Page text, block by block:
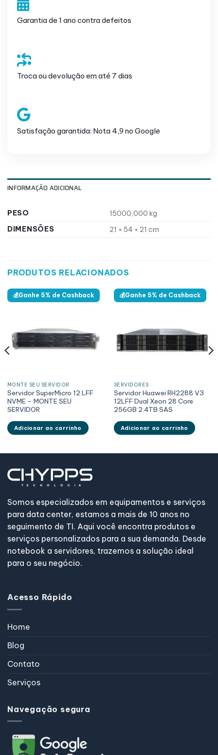
Garantia de 1 ano contra defeitos
Troca ou devolução em até 7 dias
Satisfação garantida: Nota 4,9 no Google
INFORMAÇÃO ADICIONAL
PESO
15000,000 kg
DIMENSÕES
21 × 54 × 21 cm
PRODUTOS RELACIONADOS
💰Ganhe 5% de Cashback
MONTE SEU SERVIDOR
Servidor SuperMicro 12 LFF
NVME – MONTE SEU
SERVIDOR
Adicionar ao carrinho
💰Ganhe 5% de Cashback
SERVIDORES
Servidor Huawei RH2288 V3
12LFF Dual Xeon 28 Core
256GB 2.4TB SAS
Adicionar ao carrinho
Somos especializados em equipamentos e serviços
para data center, estamos a mais de 10 anos no
seguimento de TI. Aqui você encontra produtos e
serviços personalizados para a sua demanda. Desde
notebook a servidores, trazemos a solução ideal
para o seu negócio.
Acesso Rápido
Home
Blog
Contato
Serviços
Navegação segura